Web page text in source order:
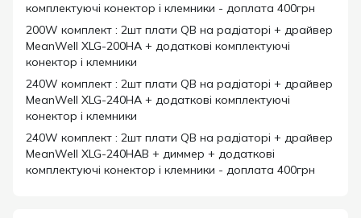
комплектуючі конектор і клемники - доплата 400грн
200W комплект : 2шт плати QB на радіаторі + драйвер
MeanWell XLG-200HA + додаткові комплектуючі
конектор і клемники
240W комплект : 2шт плати QB на радіаторі + драйвер
MeanWell XLG-240HA + додаткові комплектуючі
конектор і клемники
240W комплект : 2шт плати QB на радіаторі + драйвер
MeanWell XLG-240HAB + диммер + додаткові
комплектуючі конектор і клемники - доплата 400грн